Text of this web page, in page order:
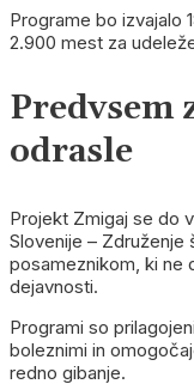
Programe bo izvajalo
2.900 mest za
Predvsem
odrasle
Projekt Zmigaj se do
Slovenije – Združenje
posameznikom, ki ne
dejavnosti.
Programi so
boleznimi in
redno gibanje.